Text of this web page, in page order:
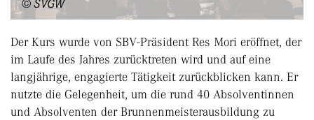
© SVGW
Der Kurs wurde von SBV-Präsident Res Mori eröffnet, der
im Laufe des Jahres zurücktreten wird und auf eine
langjährige, engagierte Tätigkeit zurückblicken kann. Er
nutzte die Gelegenheit, um die rund 40 Absolventinnen
und Absolventen der Brunnenmeisterausbildung zu